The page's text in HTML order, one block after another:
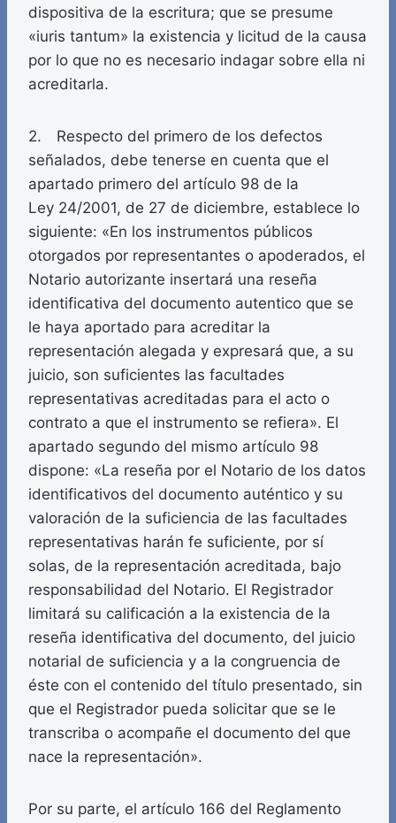
dispositiva de la escritura; que se presume
«iuris tantum» la existencia y licitud de la causa
por lo que no es necesario indagar sobre ella ni
acreditarla.
2. Respecto del primero de los defectos
señalados, debe tenerse en cuenta que el
apartado primero del artículo 98 de la
Ley 24/2001, de 27 de diciembre, establece lo
siguiente: «En los instrumentos públicos
otorgados por representantes o apoderados, el
Notario autorizante insertará una reseña
identificativa del documento autentico que se
le haya aportado para acreditar la
representación alegada y expresará que, a su
juicio, son suficientes las facultades
representativas acreditadas para el acto o
contrato a que el instrumento se refiera». El
apartado segundo del mismo artículo 98
dispone: «La reseña por el Notario de los datos
identificativos del documento auténtico y su
valoración de la suficiencia de las facultades
representativas harán fe suficiente, por sí
solas, de la representación acreditada, bajo
responsabilidad del Notario. El Registrador
limitará su calificación a la existencia de la
reseña identificativa del documento, del juicio
notarial de suficiencia y a la congruencia de
éste con el contenido del título presentado, sin
que el Registrador pueda solicitar que se le
transcriba o acompañe el documento del que
nace la representación».
Por su parte, el artículo 166 del Reglamento